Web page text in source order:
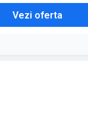
Vezi oferta